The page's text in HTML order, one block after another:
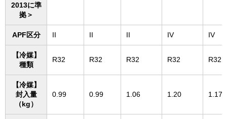
2013に準
拠＞
APF区分 II II II IV IV
【冷媒】
種類
R32 R32 R32 R32 R32
【冷媒】
封入量
（kg）
0.99 0.99 1.06 1.20 1.17